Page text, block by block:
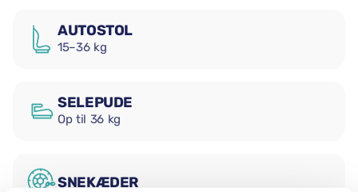
AUTOSTOL
15–36 kg
SELEPUDE
Op til 36 kg
SNEKÆDER